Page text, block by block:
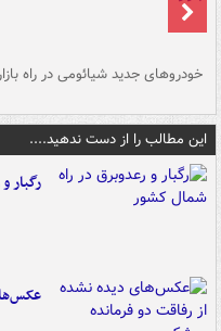
خودروهای جدید شیائومی در راه
این مطالب را از دست ندهید....
رگبار